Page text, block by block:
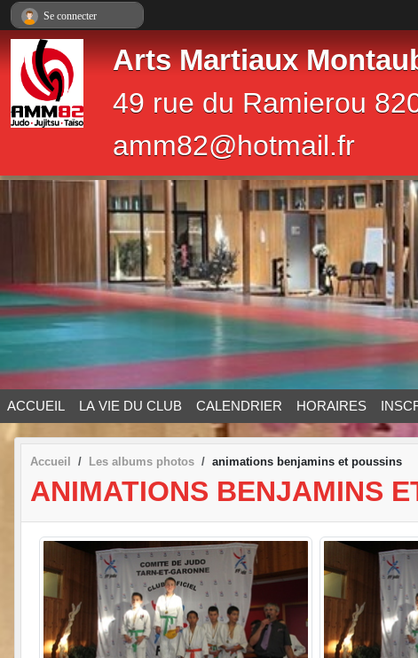
Arts Martiaux
49 rue du Ramierou
amm82@hotmail.fr
ACCUEIL LA VIE DU CLUB CALENDRIER HORAIRES
Accueil Les albums photos animations benjamins et poussins
ANIMATIONS BENJAMINS
Se connecter
Panneau de gestion des cookies